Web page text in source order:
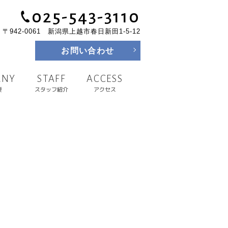
025-543-3110
〒942-0061 新潟県上越市春日新田1-5-12
お問い合わせ
STAFF
スタッフ紹介
ACCESS
アクセス